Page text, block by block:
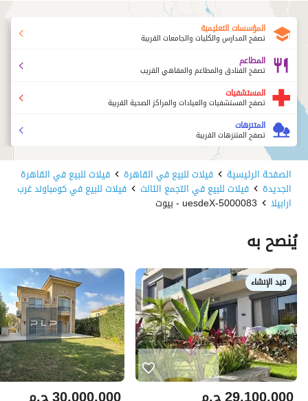
المؤسسات التعليمية
تصفح المدارس والكليات والجامعات القريبة
المطاعم
تصفح الفنادق والمطاعم والمقاهي القريب
المستشفيات
تصفح المستشفيات والعيادات والمراكز الصحية القريبة
المتنزهات
تصفح المتنزهات القريبة
الصفحة الرئيسية فيلات للبيع في القاهرة فيلات للبيع في القاهرة
الجديدة فيلات للبيع في التجمع الثالث فيلات للبيع في كومباوند غرب
ارابيلا 5000083-uesdeX - بيوت
يُنصح به
قيد الإنشاء